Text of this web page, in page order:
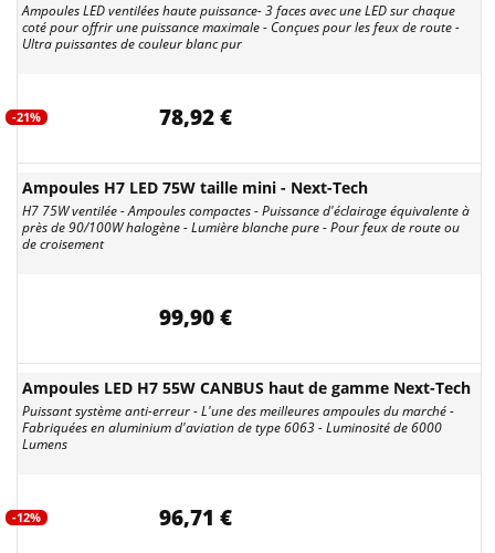
Ampoules LED ventilées haute puissance- 3 faces avec une LED sur chaque
coté pour offrir une puissance maximale - Conçues pour les feux de route -
Ultra puissantes de couleur blanc pur
-21% 78,92 €
Ampoules H7 LED 75W taille mini - Next-Tech
H7 75W ventilée - Ampoules compactes - Puissance d'éclairage équivalente à
près de 90/100W halogène - Lumière blanche pure - Pour feux de route ou
de croisement
99,90 €
Ampoules LED H7 55W CANBUS haut de gamme Next-Tech
Puissant système anti-erreur - L'une des meilleures ampoules du marché -
Fabriquées en aluminium d'aviation de type 6063 - Luminosité de 6000
Lumens
-12% 96,71 €